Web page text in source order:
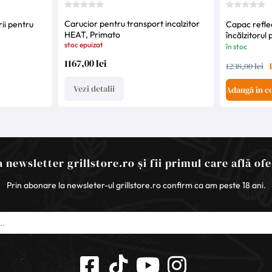
pentru
Carucior pentru transport incalzitor
HEAT, Primato
stoc epuizat
1167,00 lei
Vezi detalii
Capac
încălzitorul
în stoc
1238,00 lei
Adaugă în
newsletter grillstore.ro și fii primul care află
Prin abonare la newsleter-ul grillstore.ro confirm ca am peste 18 ani.